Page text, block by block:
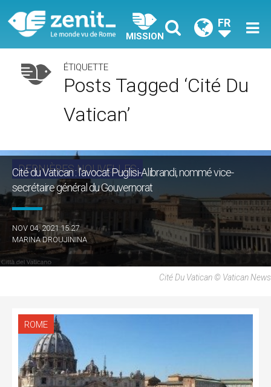
MISSION
FR
ÉTIQUETTE
Posts Tagged ‘Cité Du
Vatican’
DERNIÈRES NOUVELLES
Cité du Vatican : l’avocat Puglisi-Alibrandi, nommé vice-
secrétaire général du Gouvernorat
NOV 04, 2021 15:27
MARINA DROUJININA
Cité Du Vatican © Vatican News
ROME